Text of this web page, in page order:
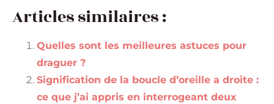
Articles similaires :
Quelles sont les meilleures astuces pour
draguer ?
Signification de la boucle d’oreille a droite :
ce que j’ai appris en interrogeant deux